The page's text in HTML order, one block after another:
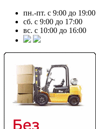
пн.-пт. с 9:00 до 19:00
сб. с 9:00 до 17:00
вс. с 10:00 до 16:00